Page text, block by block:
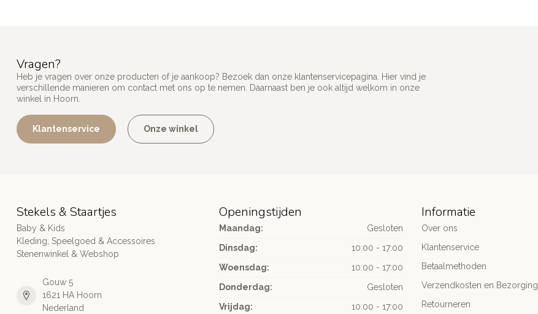
Vragen?
Heb je vragen over onze producten of je aankoop? Bezoek dan onze klantenservicepagina. Hier vind je
verschillende manieren om contact met ons op te nemen. Daarnaast ben je ook altijd welkom in onze
winkel in Hoorn.
Klantenservice Onze winkel
Stekels & Staartjes
Baby & Kids
Kleding, Speelgoed & Accessoires
Stenenwinkel & Webshop
Gouw 5
1621 HA Hoorn
Nederland
Openingstijden
Maandag:
Gesloten
Dinsdag:
10:00 - 17:00
Woensdag:
10:00 - 17:00
Donderdag:
Gesloten
Vrijdag:
10:00 - 17:00
Informatie
Over ons
Klantenservice
Betaalmethoden
Verzendkosten en Bezorging
Retourneren